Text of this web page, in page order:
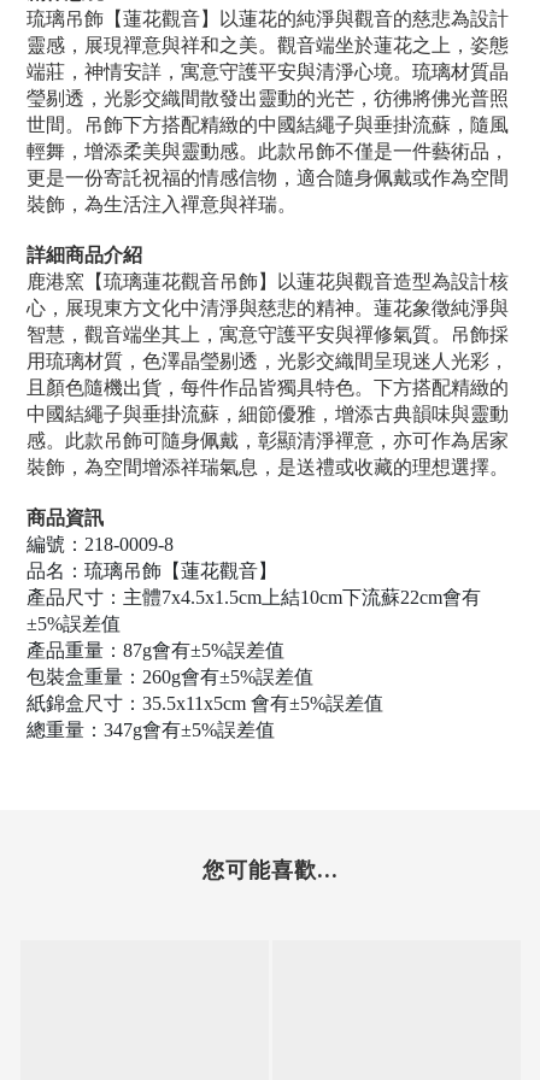
琉璃吊飾【蓮花觀音】以蓮花的純淨與觀音的慈悲為設計
靈感，展現禪意與祥和之美。觀音端坐於蓮花之上，姿態
端莊，神情安詳，寓意守護平安與清淨心境。琉璃材質晶
瑩剔透，光影交織間散發出靈動的光芒，彷彿將佛光普照
世間。吊飾下方搭配精緻的中國結繩子與垂掛流蘇，隨風
輕舞，增添柔美與靈動感。此款吊飾不僅是一件藝術品，
更是一份寄託祝福的情感信物，適合隨身佩戴或作為空間
裝飾，為生活注入禪意與祥瑞。
詳細商品介紹
鹿港窯【琉璃蓮花觀音吊飾】以蓮花與觀音造型為設計核
心，展現東方文化中清淨與慈悲的精神。蓮花象徵純淨與
智慧，觀音端坐其上，寓意守護平安與禪修氣質。吊飾採
用琉璃材質，色澤晶瑩剔透，光影交織間呈現迷人光彩，
且顏色隨機出貨，每件作品皆獨具特色。下方搭配精緻的
中國結繩子與垂掛流蘇，細節優雅，增添古典韻味與靈動
感。此款吊飾可隨身佩戴，彰顯清淨禪意，亦可作為居家
裝飾，為空間增添祥瑞氣息，是送禮或收藏的理想選擇。
商品資訊
編號：218-0009-8
品名：琉璃吊飾【蓮花觀音】
產品尺寸： 主體7x4.5x1.5cm上結10cm下流蘇22cm會有
±5%誤差值
產品重量：87g會有±5%誤差值
包裝盒重量：260g會有±5%誤差值
紙錦盒尺寸：35.5x11x5cm 會有±5%誤差值
總重量：347g會有±5%誤差值
您可能喜歡...